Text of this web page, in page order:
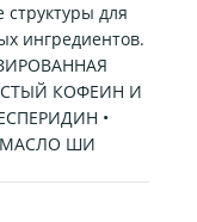
для
ингредиентов.
КОФЕИН И
•
МАСЛО ШИ